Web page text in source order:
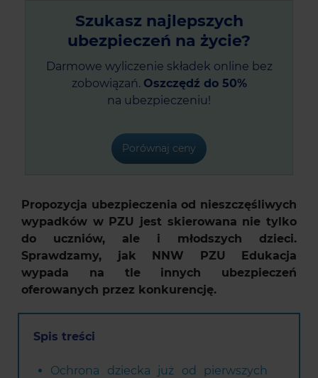
Szukasz najlepszych
ubezpieczeń na życie?
Darmowe wyliczenie składek online bez
zobowiązań. Oszczędź do 50%
na ubezpieczeniu!
Porównaj ceny
Propozycja ubezpieczenia od nieszczęśliwych
wypadków w PZU jest skierowana nie tylko
do uczniów, ale i młodszych dzieci.
Sprawdzamy, jak NNW PZU Edukacja
wypada na tle innych ubezpieczeń
oferowanych przez konkurencję.
Spis treści
Ochrona dziecka już od pierwszych